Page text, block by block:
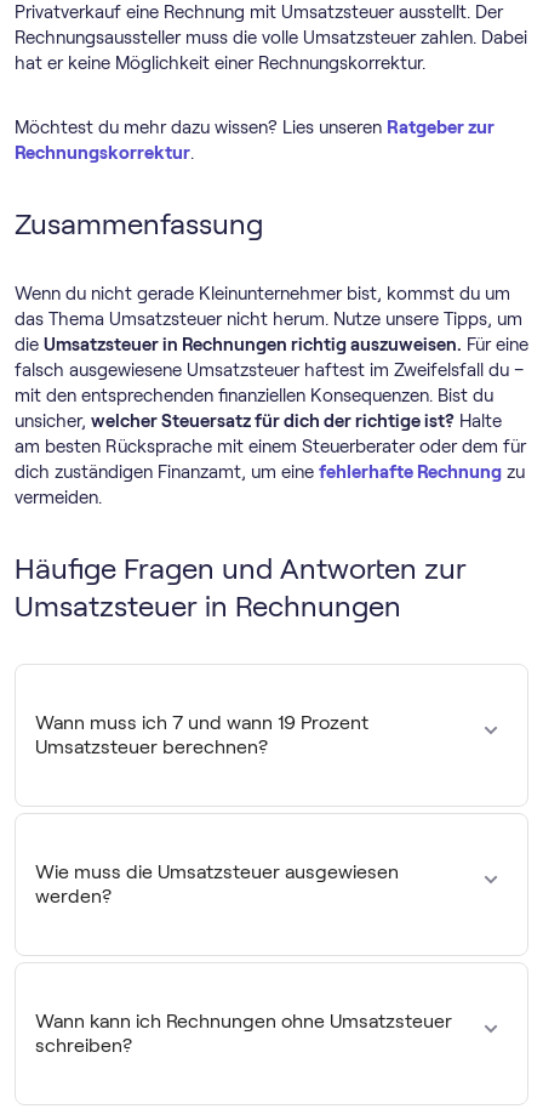
Privatverkauf eine Rechnung mit Umsatzsteuer ausstellt. Der
Rechnungsaussteller muss die volle Umsatzsteuer zahlen. Dabei
hat er keine Möglichkeit einer Rechnungskorrektur.
Möchtest du mehr dazu wissen? Lies unseren Ratgeber zur
Rechnungskorrektur.
Zusammenfassung
Wenn du nicht gerade Kleinunternehmer bist, kommst du um
das Thema Umsatzsteuer nicht herum. Nutze unsere Tipps, um
die Umsatzsteuer in Rechnungen richtig auszuweisen. Für eine
falsch ausgewiesene Umsatzsteuer haftest im Zweifelsfall du –
mit den entsprechenden finanziellen Konsequenzen. Bist du
unsicher, welcher Steuersatz für dich der richtige ist? Halte
am besten Rücksprache mit einem Steuerberater oder dem für
dich zuständigen Finanzamt, um eine fehlerhafte Rechnung zu
vermeiden.
Häufige Fragen und Antworten zur
Umsatzsteuer in Rechnungen
Wann muss ich 7 und wann 19 Prozent
Umsatzsteuer berechnen?
Grundsätzlich gilt für alle Lieferungen derRegelsteuersatz
Grundbedarfs berechnen, zum Beispiel für Lebensmittel
Wie muss die Umsatzsteuer ausgewiesen
werden?
In deinen Rechnungen musst du die Umsatzsteuer so
Steuerbetragund der gesamte Bruttobetrag. Liegt eine
Wann kann ich Rechnungen ohne Umsatzsteuer
schreiben?